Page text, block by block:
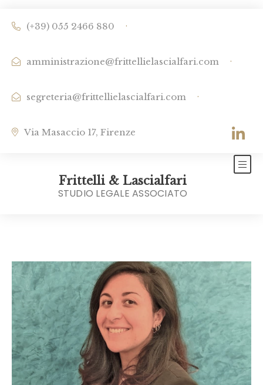
(+39) 055 2466 880 ·
amministrazione@frittellielascialfari.com ·
segreteria@frittellielascialfari.com ·
Via Masaccio 17, Firenze
Frittelli & Lascialfari
STUDIO LEGALE ASSOCIATO